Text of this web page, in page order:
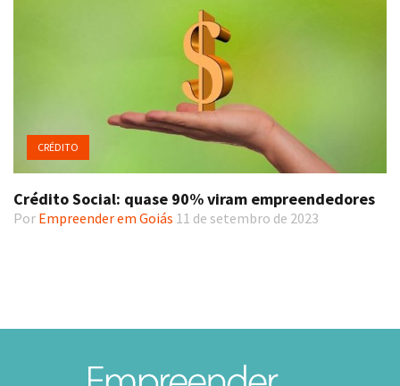
CRÉDITO
Crédito Social: quase 90% viram empreendedores
Por Empreender em Goiás 11 de setembro de 2023